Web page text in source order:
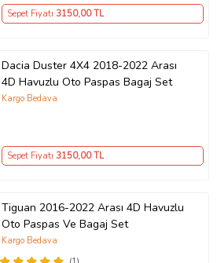
Sepet Fiyatı 3150,00 TL
Dacia Duster 4X4 2018-2022 Arası
4D Havuzlu Oto Paspas Bagaj Set
Kargo Bedava
Sepet Fiyatı 3150,00 TL
Tiguan 2016-2022 Arası 4D Havuzlu
Oto Paspas Ve Bagaj Set
Kargo Bedava